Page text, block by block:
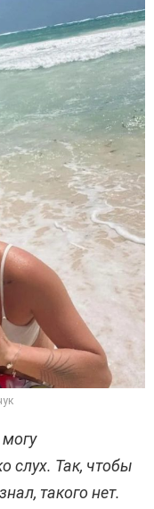
слух. Так, чтобы
такого нет.